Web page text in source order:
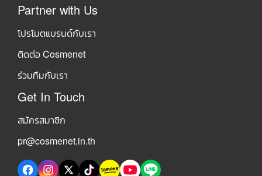
Partner with Us
โปรโมตแบรนด์กับเรา
ติดต่อ Cosmenet
ร่วมทีมกับเรา
Get In Touch
สมัครสมาชิก
pr@cosmenet.in.th